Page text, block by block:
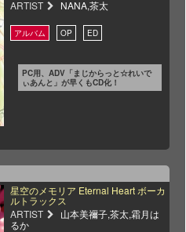
ARTIST
NANA,茶太
PC用、ADV「まじからっと☆れいで
ぃあんと」が早くもCD化！
星空のメモリア Eternal Heart ボーカ
ルトラックス
ARTIST
山本美禰子,茶太,霜月は
るか